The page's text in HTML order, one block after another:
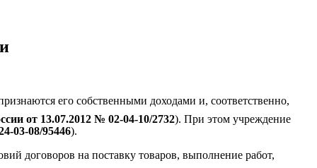
его собственными доходами и, соответственно,
от 13.07.2012 № 02‑04‑10/2732). При этом учреждение
95446).
договоров на поставку товаров, выполнение работ,